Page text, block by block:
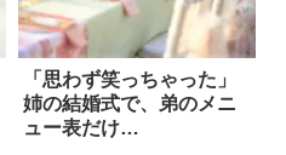
「思わず笑っちゃった」
姉の結婚式で、弟のメニ
ュー表だけ…